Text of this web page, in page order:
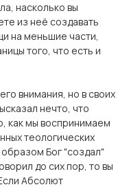
насколько вы
из неё создавать
на меньшие части,
того, что есть и
внимания, но в своих
нечто, что
как мы воспринимаем
теологических
Бог "создал"
до сих пор, то вы
Абсолют